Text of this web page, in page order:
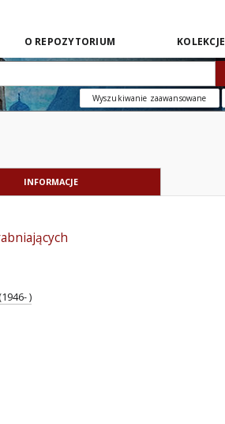
O REPOZYTORIUM KOLEKCJE
Wyszukiwanie zaawansowane
INFORMACJE
)